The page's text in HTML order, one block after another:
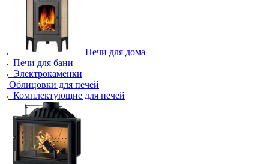
Печи для дома
Печи для бани
Электрокаменки
Облицовки для печей
Комплектующие для печей